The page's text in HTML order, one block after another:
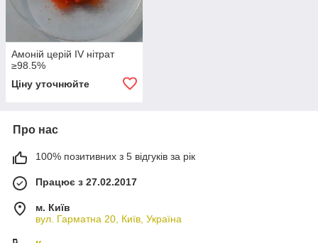
Амоній церій IV нітрат
≥98.5%
Ціну уточнюйте
Про нас
100% позитивних з 5 відгуків за рік
Працює з 27.02.2017
м. Київ
вул. Гарматна 20, Київ, Україна